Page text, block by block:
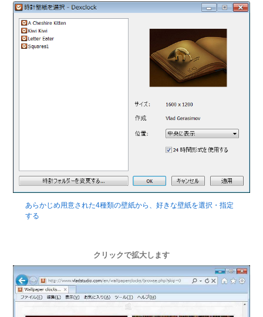
あらかじめ用意された4種類の壁紙から、好きな壁紙を選択・指定
する
クリックで拡大します